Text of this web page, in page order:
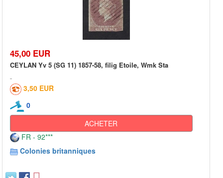
45,00 EUR
CEYLAN Yv 5 (SG 11) 1857-58, filig Etoile, Wmk Sta
3,50 EUR
0
ACHETER
FR - 92***
Colonies britanniques